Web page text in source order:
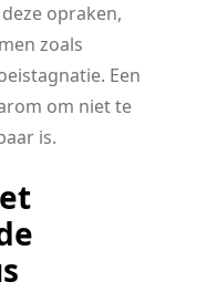
opraken,
zoals
Een
om niet te
is.